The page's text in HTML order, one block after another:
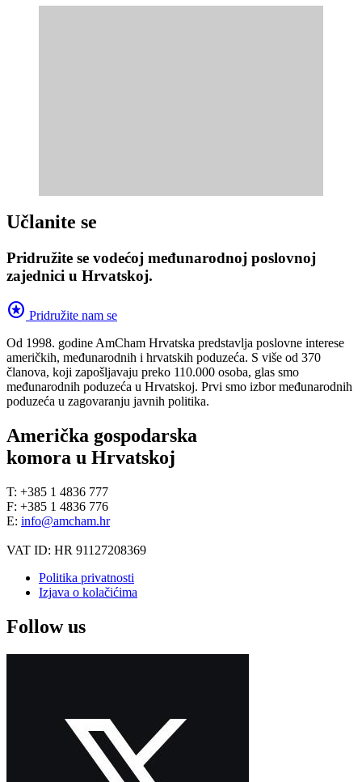
Učlanite se
Pridružite se vodećoj međunarodnoj poslovnoj
zajednici u Hrvatskoj.
stars Pridružite nam se
Od 1998. godine AmCham Hrvatska predstavlja poslovne interese
američkih, međunarodnih i hrvatskih poduzeća. S više od 370
članova, koji zapošljavaju preko 110.000 osoba, glas smo
međunarodnih poduzeća u Hrvatskoj. Prvi smo izbor međunarodnih
poduzeća u zagovaranju javnih politika.
Američka gospodarska
komora u Hrvatskoj
T: +385 1 4836 777
F: +385 1 4836 776
E: info@amcham.hr
VAT ID: HR 91127208369
Politika privatnosti
Izjava o kolačićima
Follow us